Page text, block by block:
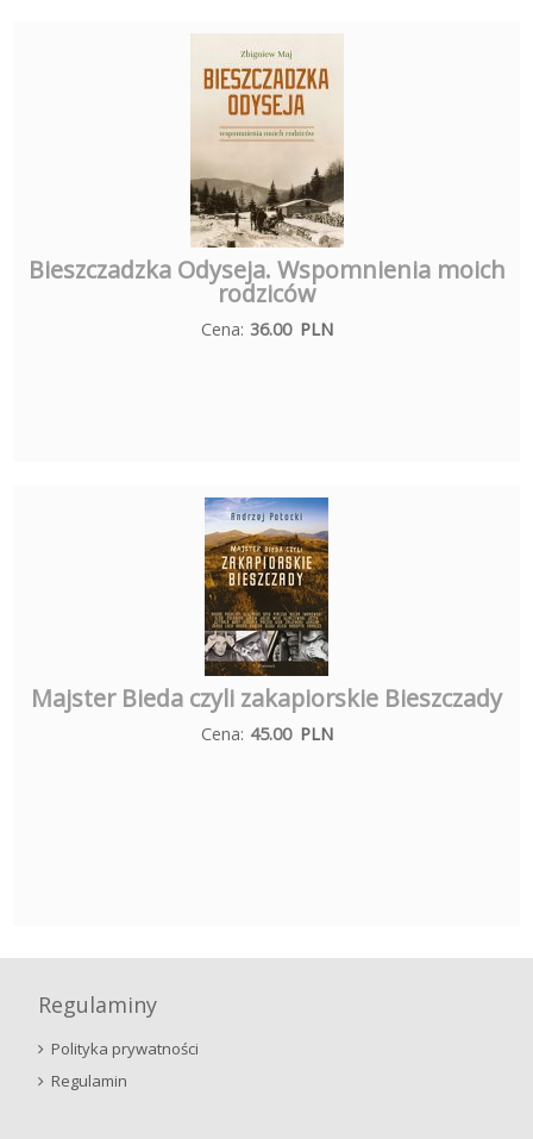
Bieszczadzka Odyseja. Wspomnienia moich
rodziców
Cena: 36.00 PLN
Majster Bieda czyli zakapiorskie Bieszczady
Cena: 45.00 PLN
Regulaminy
Polityka prywatności
Regulamin